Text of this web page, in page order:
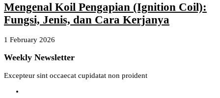
Mengenal Koil Pengapian (Ignition Coil):
Fungsi, Jenis, dan Cara Kerjanya
1 February 2026
Weekly Newsletter
Excepteur sint occaecat cupidatat non proident